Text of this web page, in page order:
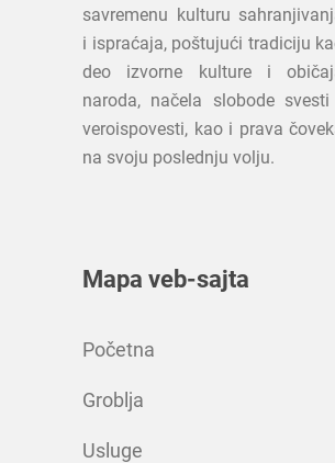
savremenu kulturu
i ispraćaja, poštujući tradiciju
deo izvorne kulture i
naroda, načela slobode
veroispovesti, kao i prava
na svoju poslednju volju.
Mapa veb-sajta
Početna
Groblja
Usluge